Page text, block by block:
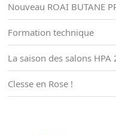
Nouveau ROAI BUTANE
Formation technique
La saison des salons
Clesse en Rose !